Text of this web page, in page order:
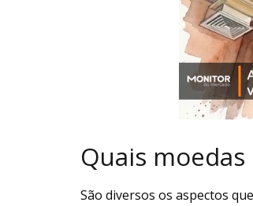
Quais
São diversos os aspectos